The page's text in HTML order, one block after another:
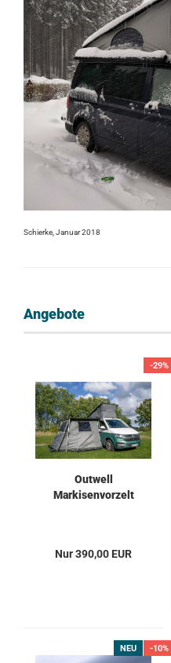
Schierke, Januar 2018
Angebote
-29%
Outwell
Markisenvorzelt
Nur 390,00 EUR
NEU -10%